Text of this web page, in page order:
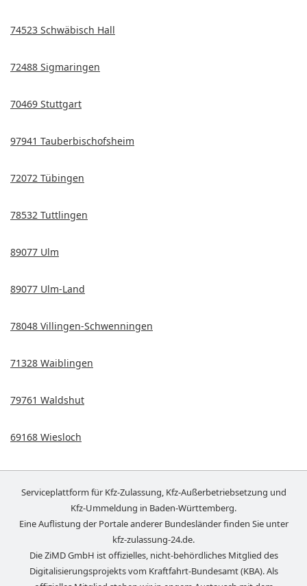
74523 Schwäbisch Hall
72488 Sigmaringen
70469 Stuttgart
97941 Tauberbischofsheim
72072 Tübingen
78532 Tuttlingen
89077 Ulm
89077 Ulm-Land
78048 Villingen-Schwenningen
71328 Waiblingen
79761 Waldshut
69168 Wiesloch
Serviceplattform für Kfz-Zulassung, Kfz-Außerbetriebsetzung und
Kfz-Ummeldung in Baden-Württemberg.
Eine Auflistung der Portale anderer Bundesländer finden Sie unter
kfz-zulassung-24.de.
Die ZiMD GmbH ist offizielles, nicht-behördliches Mitglied des
Digitalisierungsprojekts vom Kraftfahrt-Bundesamt (KBA). Als